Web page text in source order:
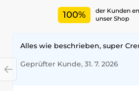
100%
der Kunden
unser Shop
Alles wie beschrieben, super
Geprüfter Kunde, 31. 7. 2026